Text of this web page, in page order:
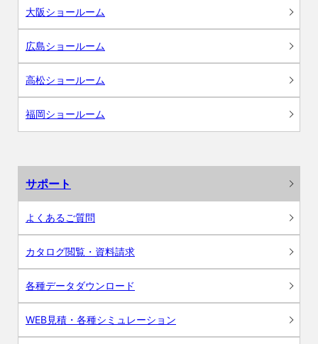
大阪ショールーム
広島ショールーム
高松ショールーム
福岡ショールーム
サポート
よくあるご質問
カタログ閲覧・資料請求
各種データダウンロード
WEB見積・各種シミュレーション